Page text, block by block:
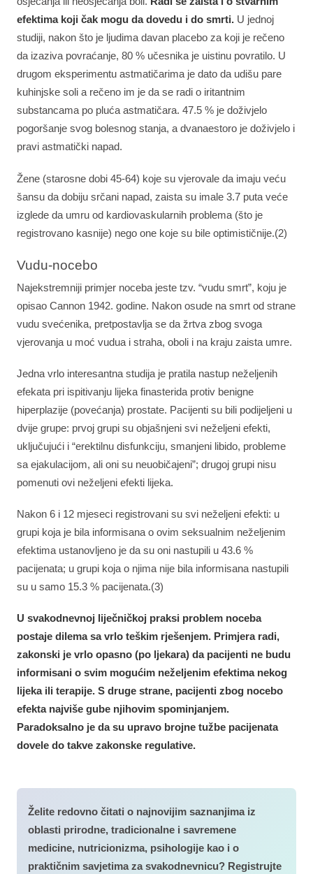
efektima koji čak mogu da dovedu i do smrti. U jednoj
studiji, nakon što je ljudima davan placebo za koji je rečeno
da izaziva povraćanje, 80 % učesnika je uistinu povratilo. U
drugom eksperimentu astmatičarima je dato da udišu pare
kuhinjske soli a rečeno im je da se radi o iritantnim
substancama po pluća astmatičara. 47.5 % je doživjelo
pogoršanje svog bolesnog stanja, a dvanaestoro je doživjelo i
pravi astmatički napad.
Žene (starosne dobi 45-64) koje su vjerovale da imaju veću
šansu da dobiju srčani napad, zaista su imale 3.7 puta veće
izglede da umru od kardiovaskularnih problema (što je
registrovano kasnije) nego one koje su bile optimističnije.(2⁠)
Vudu-nocebo
Najekstremniji primjer noceba jeste tzv. “vudu smrt”, koju je
opisao Cannon 1942. godine. Nakon osude na smrt od strane
vudu svećenika, pretpostavlja se da žrtva zbog svoga
vjerovanja u moć vudua i straha, oboli i na kraju zaista umre.
Jedna vrlo interesantna studija je pratila nastup neželjenih
efekata pri ispitivanju lijeka finasterida protiv benigne
hiperplazije (povećanja) prostate. Pacijenti su bili podijeljeni u
dvije grupe: prvoj grupi su objašnjeni svi neželjeni efekti,
uključujući i “erektilnu disfunkciju, smanjeni libido, probleme
sa ejakulacijom, ali oni su neuobičajeni”; drugoj grupi nisu
pomenuti ovi neželjeni efekti lijeka.
Nakon 6 i 12 mjeseci registrovani su svi neželjeni efekti: u
grupi koja je bila informisana o ovim seksualnim neželjenim
efektima ustanovljeno je da su oni nastupili u 43.6 %
pacijenata; u grupi koja o njima nije bila informisana nastupili
su u samo 15.3 % pacijenata.(3)
U svakodnevnoj liječničkoj praksi problem noceba
postaje dilema sa vrlo teškim rješenjem. Primjera radi,
zakonski je vrlo opasno (po ljekara) da pacijenti ne budu
informisani o svim mogućim neželjenim efektima nekog
lijeka ili terapije. S druge strane, pacijenti zbog nocebo
efekta najviše gube njihovim spominjanjem.
Paradoksalno je da su upravo brojne tužbe pacijenata
dovele do takve zakonske regulative.
Želite redovno čitati o najnovijim saznanjima iz
oblasti prirodne, tradicionalne i savremene
medicine, nutricionizma, psihologije kao i o
praktičnim savjetima za svakodnevnicu? Registrujte